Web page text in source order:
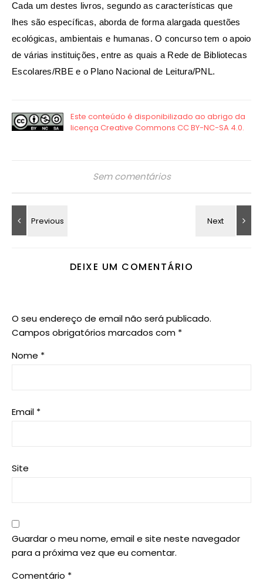
Cada um destes livros, segundo as características que
lhes são específicas, aborda de forma alargada questões
ecológicas, ambientais e humanas. O concurso tem o apoio
de várias instituições, entre as quais a Rede de Bibliotecas
Escolares/RBE e o Plano Nacional de Leitura/PNL.
Sem comentários
DEIXE UM COMENTÁRIO
O seu endereço de email não será publicado.
Campos obrigatórios marcados com *
Nome *
Email *
Site
Guardar o meu nome, email e site neste navegador
para a próxima vez que eu comentar.
Comentário *